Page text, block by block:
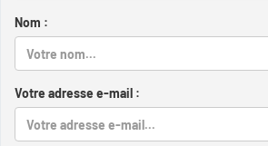
Nom :
Votre adresse e-mail :